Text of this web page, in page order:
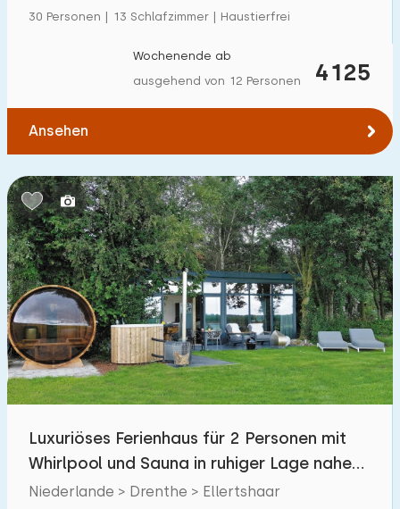
30 Personen | 13 Schlafzimmer | Haustierfrei
4125
Wochenende ab
ausgehend von 12 Personen
Ansehen
Luxuriöses Ferienhaus für 2 Personen mit
Whirlpool und Sauna in ruhiger Lage nahe
Borger
Niederlande > Drenthe > Ellertshaar